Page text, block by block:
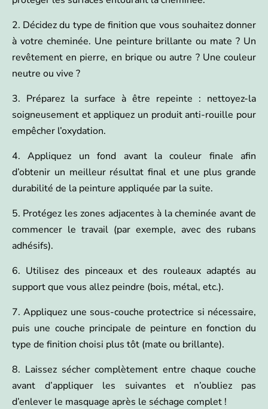
2. Décidez du type de finition que vous souhaitez donner
à votre cheminée. Une peinture brillante ou mate ? Un
revêtement en pierre, en brique ou autre ? Une couleur
neutre ou vive ?
3. Préparez la surface à être repeinte : nettoyez-la
soigneusement et appliquez un produit anti-rouille pour
empêcher l’oxydation.
4. Appliquez un fond avant la couleur finale afin
d’obtenir un meilleur résultat final et une plus grande
durabilité de la peinture appliquée par la suite.
5. Protégez les zones adjacentes à la cheminée avant de
commencer le travail (par exemple, avec des rubans
adhésifs).
6. Utilisez des pinceaux et des rouleaux adaptés au
support que vous allez peindre (bois, métal, etc.).
7. Appliquez une sous-couche protectrice si nécessaire,
puis une couche principale de peinture en fonction du
type de finition choisi plus tôt (mate ou brillante).
8. Laissez sécher complètement entre chaque couche
avant d’appliquer les suivantes et n’oubliez pas
d’enlever le masquage après le séchage complet !